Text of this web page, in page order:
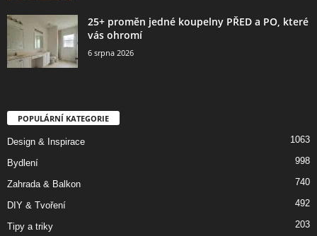
25+ proměn jedné koupelny PŘED a PO, které
vás ohromí
6 srpna 2026
POPULÁRNÍ KATEGORIE
Design & Inspirace 1063
Bydlení 998
Zahrada & Balkon 740
DIY & Tvoření 492
Tipy a triky 203